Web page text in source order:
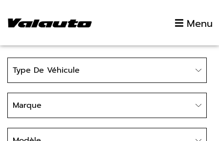
Menu
Type De Véhicule
Marque